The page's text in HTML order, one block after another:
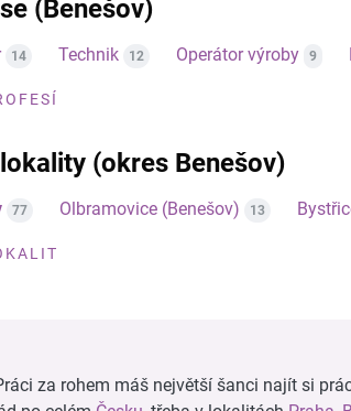
(Benešov)
14 Technik 12 Operátor výroby 9
(okres Benešov)
77 Olbramovice (Benešov) 13
za rohem máš největší šanci najít si